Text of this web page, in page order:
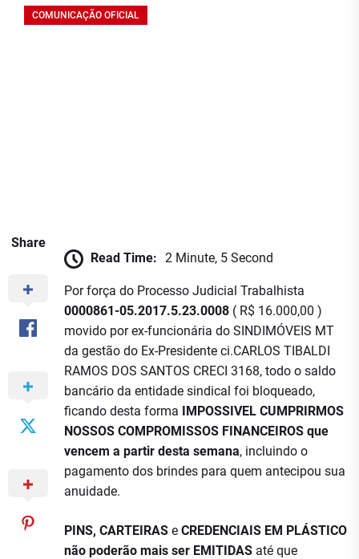
COMUNICAÇÃO OFICIAL
Share
Read Time: 2 Minute, 5 Second
Por força do Processo Judicial Trabalhista
0000861-05.2017.5.23.0008 ( R$ 16.000,00 )
movido por ex-funcionária do SINDIMÓVEIS MT
da gestão do Ex-Presidente ci.CARLOS TIBALDI
RAMOS DOS SANTOS CRECI 3168, todo o saldo
bancário da entidade sindical foi bloqueado,
ficando desta forma IMPOSSIVEL CUMPRIRMOS
NOSSOS COMPROMISSOS FINANCEIROS que
vencem a partir desta semana, incluindo o
pagamento dos brindes para quem antecipou sua
anuidade.
PINS, CARTEIRAS e CREDENCIAIS EM PLÁSTICO
não poderão mais ser EMITIDAS até que